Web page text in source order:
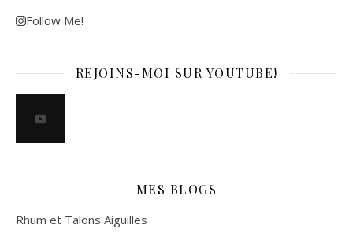
Follow Me!
REJOINS-MOI SUR YOUTUBE!
MES BLOGS
Rhum et Talons Aiguilles